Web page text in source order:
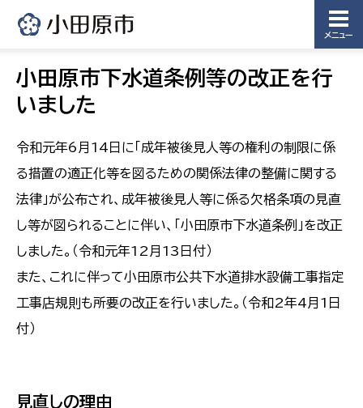
メニュー
小田原市下水道条例等の改正を行
いました
令和元年6月14日に「成年被後見人等の権利の制限に係
る措置の適正化等を図るための関係法律の整備に関する
法律」が公布され、成年被後見人等に係る欠格条項の見直
し等が図られることに伴い、「小田原市下水道条例」を改正
しました。（令和元年12月13日付）
また、これに伴って小田原市公共下水道排水設備工事指定
工事店規則も所要の改正を行いました。（令和2年4月1日
付）
見直しの理由